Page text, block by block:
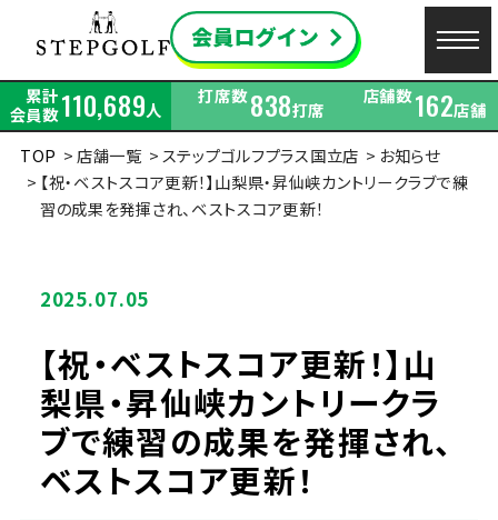
累計
会員数110,689人
打席数838打席
店舗数162店舗
TOP
店舗一覧 ステップゴルフプラス国立店
お知らせ
【祝・ベストスコア更新！】山梨県・昇仙峡カントリークラブで練
習の成果を発揮され、ベストスコア更新！
2025.07.05
【祝・ベストスコア更新！】山
梨県・昇仙峡カントリークラ
ブで練習の成果を発揮され、
ベストスコア更新！